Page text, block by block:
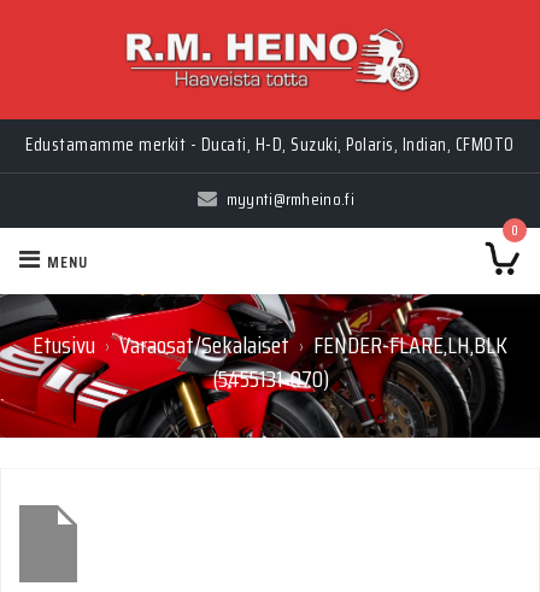
Edustamamme merkit - Ducati, H-D, Suzuki, Polaris, Indian, CFMOTO
myynti@rmheino.fi
0
MENU
Etusivu › Varaosat/Sekalaiset › FENDER-FLARE,LH,BLK
(5455131-070)